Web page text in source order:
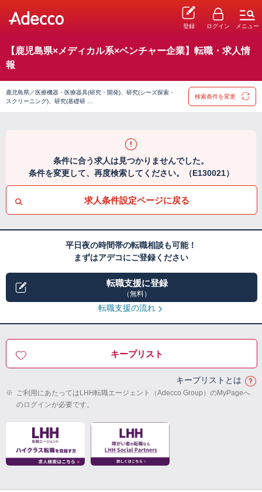
登録 ログイン メニュー
【鹿児島県×メディカル系×ベンチャー企業】転職・求人情
報
鹿児島県／医療機器・医療器具(研究・開発)、研究(シーズ探索・
スクリーニング)、研究(基礎研 …
検索条件を変更
条件に合う求人は見つかりませんでした。
条件を変更して、再度検索してください。（E130021）
求人条件設定ページに戻る
平日夜の時間帯の転職相談も可能！
まずはアデコにご登録ください
転職支援に登録
（無料）
転職支援の流れ
キープリスト
キープリストとは
※ ご利用にあたってはLHH転職エージェント（Adecco Group）のMyPageへ
のログインが必要です。